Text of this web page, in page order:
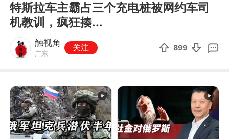
特斯拉车主霸占三个充电桩被网约车司
机教训，疯狂揍...
触视角
广东
关注 899